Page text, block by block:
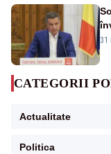
31
CATEGORII
Actualitate
Politica